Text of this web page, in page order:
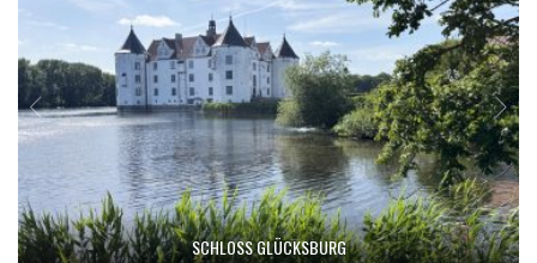
SCHLOSS GLÜCKSBURG